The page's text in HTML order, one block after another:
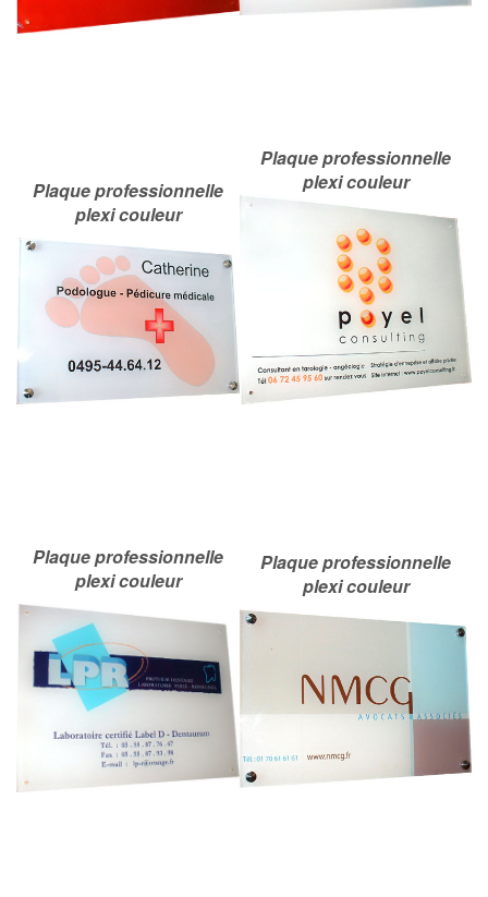
Plaque professionnelle
plexi couleur
Plaque professionnelle
plexi couleur
Plaque professionnelle
plexi couleur
Plaque professionnelle
plexi couleur